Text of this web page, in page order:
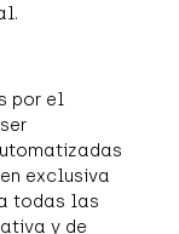
por el
exclusiva
todas las
y de